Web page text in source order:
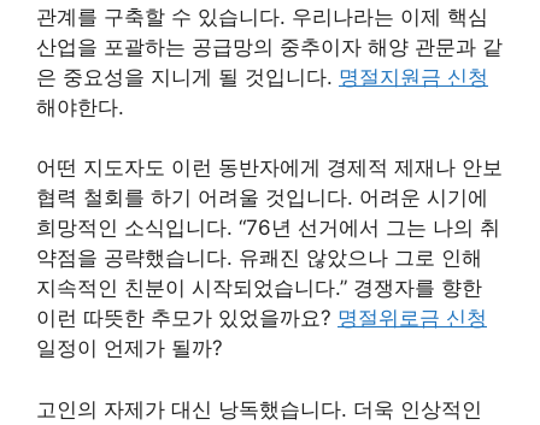
관계를 구축할 수 있습니다. 우리나라는 이제 핵심
산업을 포괄하는 공급망의 중추이자 해양 관문과 같
은 중요성을 지니게 될 것입니다. 명절지원금 신청
해야한다.
어떤 지도자도 이런 동반자에게 경제적 제재나 안보
협력 철회를 하기 어려울 것입니다. 어려운 시기에
희망적인 소식입니다. “76년 선거에서 그는 나의 취
약점을 공략했습니다. 유쾌진 않았으나 그로 인해
지속적인 친분이 시작되었습니다.” 경쟁자를 향한
이런 따뜻한 추모가 있었을까요? 명절위로금 신청
일정이 언제가 될까?
고인의 자제가 대신 낭독했습니다. 더욱 인상적인